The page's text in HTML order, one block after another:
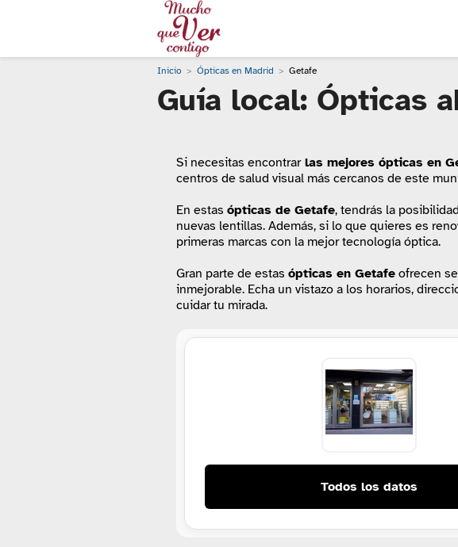
Inicio Ópticas en Madrid Getafe
Guía local: Ópticas
Si necesitas encontrarlas mejores ópticas en
centros de salud visual más cercanos de este
En estas ópticas de Getafe, tendrás la
nuevas lentillas. Además, si lo que quieres es
primeras marcas con la mejor tecnología óptica.
Gran parte de estas ópticas en Getafe ofrecen
inmejorable. Echa un vistazo a los horarios,
cuidar tu mirada.
Todos los datos